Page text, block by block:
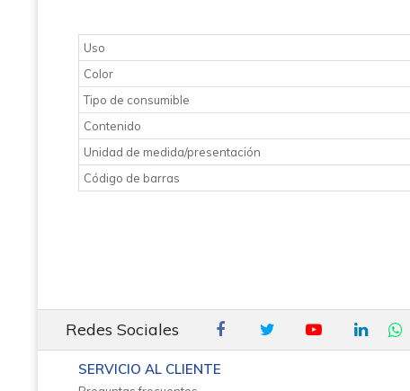
Uso
Color
Tipo de consumible
Contenido
Unidad de medida/presentación
Código de barras
Redes Sociales
SERVICIO AL CLIENTE